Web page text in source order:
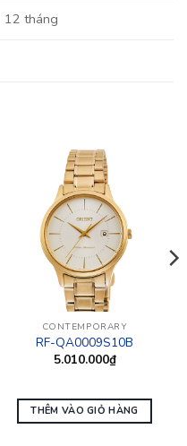
12 tháng
CONTEMPORARY
RF-QA0009S10B
5.010.000₫
THÊM VÀO GIỎ HÀNG